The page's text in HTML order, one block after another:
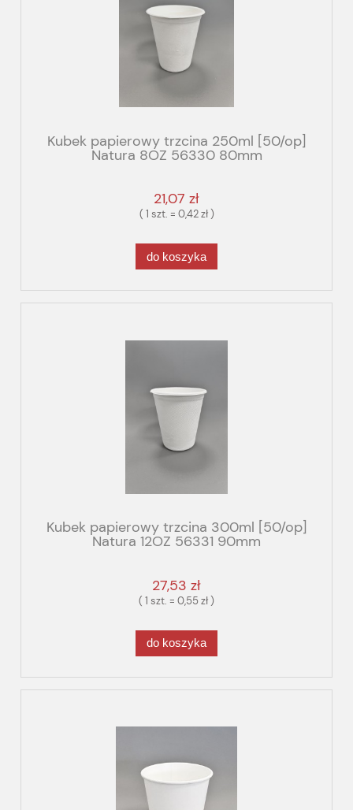
Kubek papierowy trzcina 250ml [50/op]
Natura 8OZ 56330 80mm
21,07 zł
( 1 szt. = 0,42 zł )
do koszyka
Kubek papierowy trzcina 300ml [50/op]
Natura 12OZ 56331 90mm
27,53 zł
( 1 szt. = 0,55 zł )
do koszyka